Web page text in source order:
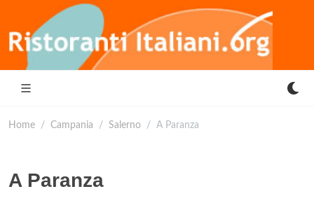
Home Campania Salerno A Paranza
A Paranza